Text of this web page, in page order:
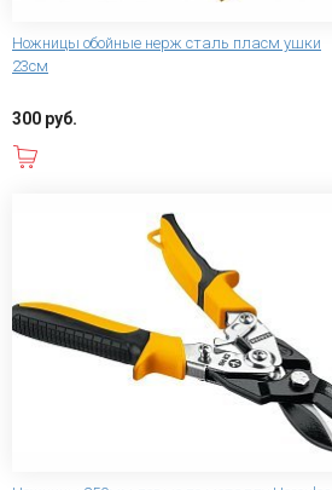
Ножницы обойные нерж сталь пласм ушки
23см
300 руб.